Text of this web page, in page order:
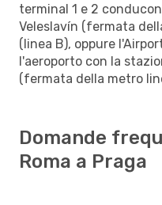
terminal 1 e 2
Veleslavín (fermata
(linea B), oppure
l'aeroporto con la
(fermata della metro
Domande
Roma a Praga